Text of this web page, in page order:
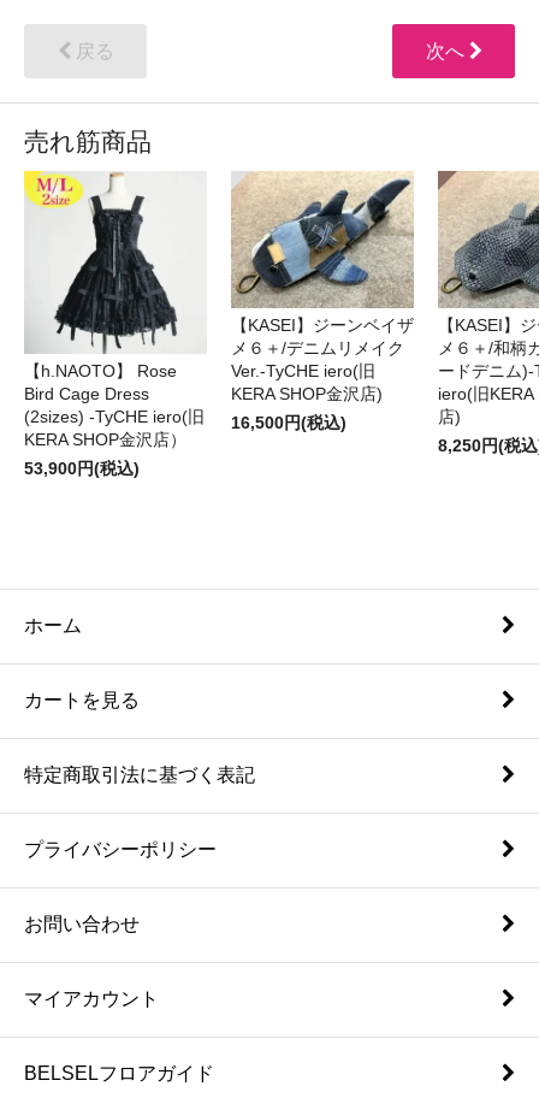
戻る 次へ
売れ筋商品
【h.NAOTO】 Rose
Bird Cage Dress
(2sizes) -TyCHE iero(旧
KERA SHOP金沢店）
53,900円(税込)
【KASEI】ジーンベイザ
メ６＋/デニムリメイク
Ver.-TyCHE iero(旧
KERA SHOP金沢店)
16,500円(税込)
【KASEI】
メ６＋/和柄
ードデニム)-
iero(旧KERA
店)
8,250円(税
ホーム
カートを見る
特定商取引法に基づく表記
プライバシーポリシー
お問い合わせ
マイアカウント
BELSELフロアガイド